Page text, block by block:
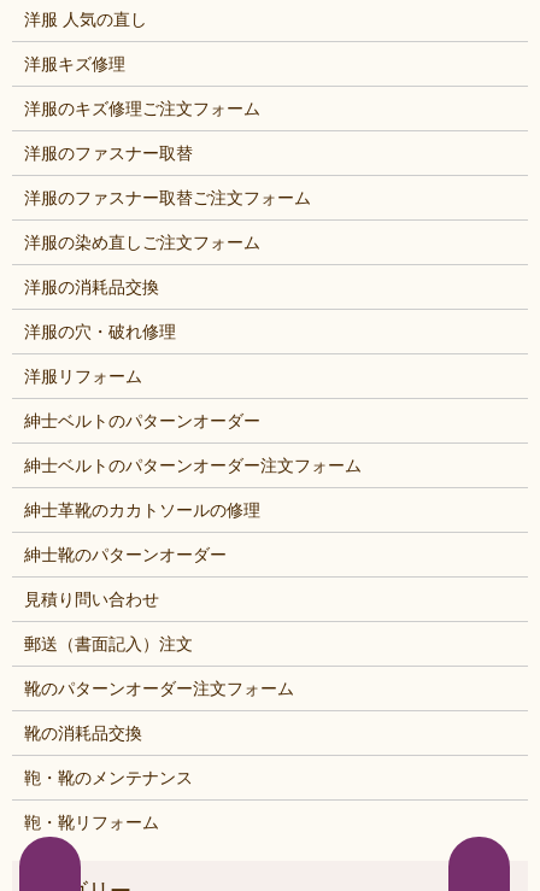
洋服 人気の直し
洋服キズ修理
洋服のキズ修理ご注文フォーム
洋服のファスナー取替
洋服のファスナー取替ご注文フォーム
洋服の染め直しご注文フォーム
洋服の消耗品交換
洋服の穴・破れ修理
洋服リフォーム
紳士ベルトのパターンオーダー
紳士ベルトのパターンオーダー注文フォーム
紳士革靴のカカトソールの修理
紳士靴のパターンオーダー
見積り問い合わせ
郵送（書面記入）注文
靴のパターンオーダー注文フォーム
靴の消耗品交換
鞄・靴のメンテナンス
鞄・靴リフォーム